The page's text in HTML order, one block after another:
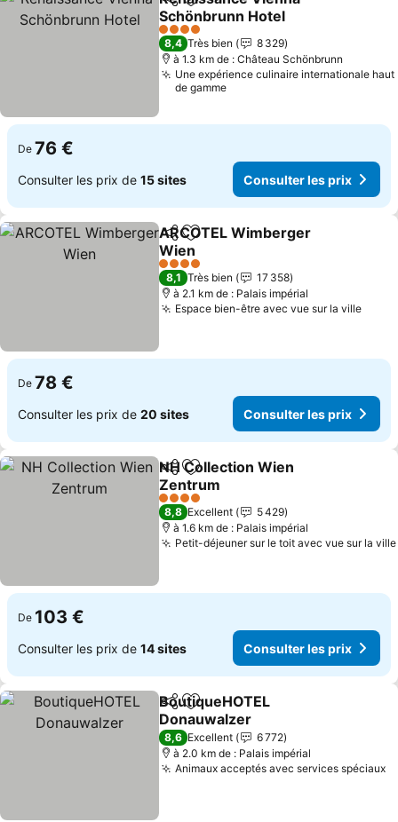
PartagerAjouter à mes favoris
Schönbrunn Hotel
Consulter les prix
4 Étoiles
8,4 Très bien
8 329
à 1.3 km de : Château Schönbrunn
Une expérience culinaire internationale haut
de gamme
De 76 €
Consulter les prix de 15 sites Consulter les prix
PartagerAjouter à mes favoris
ARCOTEL Wimberger
Wien
Consulter les prix
4 Étoiles
8,1 Très bien
17 358
à 2.1 km de : Palais impérial
Espace bien-être avec vue sur la ville
De 78 €
Consulter les prix de 20 sites Consulter les prix
PartagerAjouter à mes favoris
NH Collection Wien
Zentrum
Consulter les prix
4 Étoiles
8,8 Excellent
5 429
à 1.6 km de : Palais impérial
Petit-déjeuner sur le toit avec vue sur la ville
De 103 €
Consulter les prix de 14 sites Consulter les prix
PartagerAjouter à mes favoris
BoutiqueHOTEL
Donauwalzer
Consulter les prix
8,6 Excellent
6 772
à 2.0 km de : Palais impérial
Animaux acceptés avec services spéciaux